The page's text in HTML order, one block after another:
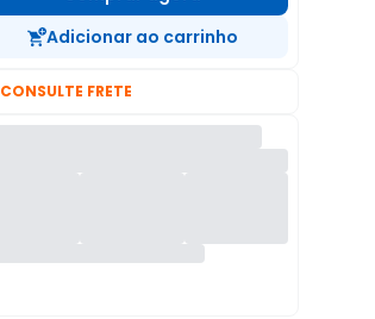
Adicionar ao carrinho
CONSULTE FRETE